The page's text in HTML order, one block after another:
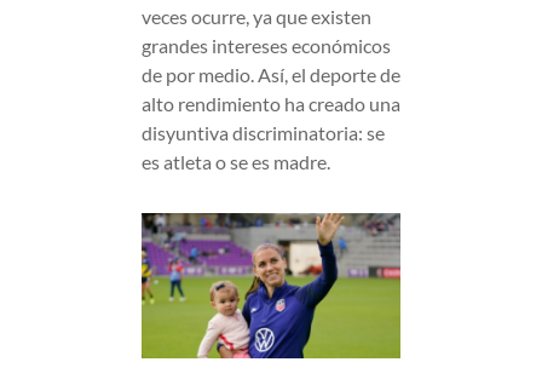
veces ocurre, ya que existen
grandes intereses económicos
de por medio. Así, el deporte de
alto rendimiento ha creado una
disyuntiva discriminatoria: se
es atleta o se es madre.